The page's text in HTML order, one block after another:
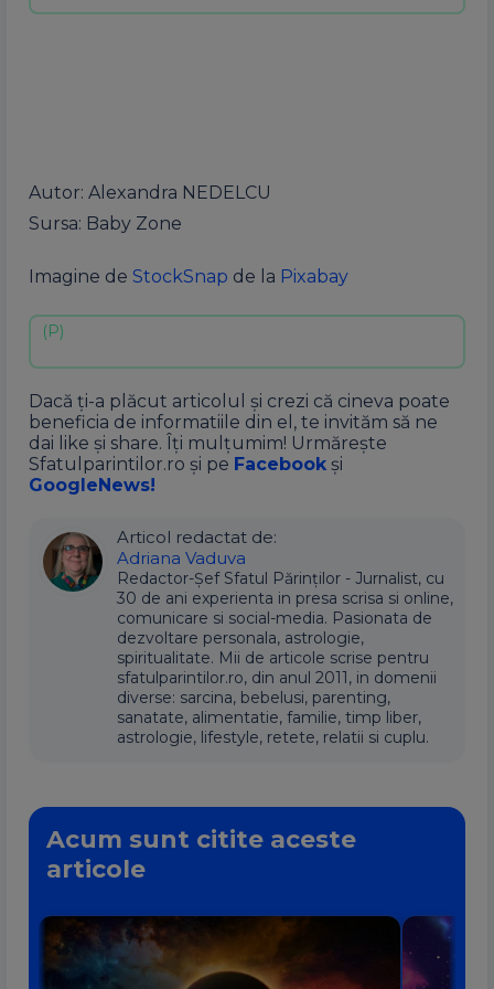
Autor: Alexandra NEDELCU
Sursa: Baby Zone
Imagine de StockSnap de la Pixabay
Dacă ți-a plăcut articolul și crezi că cineva poate
beneficia de informatiile din el, te invităm să ne
dai like și share. Îți mulțumim! Urmărește
Sfatulparintilor.ro și pe Facebook și
GoogleNews!
Articol redactat de:
Adriana Vaduva
Redactor-Șef Sfatul Părinților - Jurnalist, cu
30 de ani experienta in presa scrisa si online,
comunicare si social-media. Pasionata de
dezvoltare personala, astrologie,
spiritualitate. Mii de articole scrise pentru
sfatulparintilor.ro, din anul 2011, in domenii
diverse: sarcina, bebelusi, parenting,
sanatate, alimentatie, familie, timp liber,
astrologie, lifestyle, retete, relatii si cuplu.
Acum sunt citite aceste
articole